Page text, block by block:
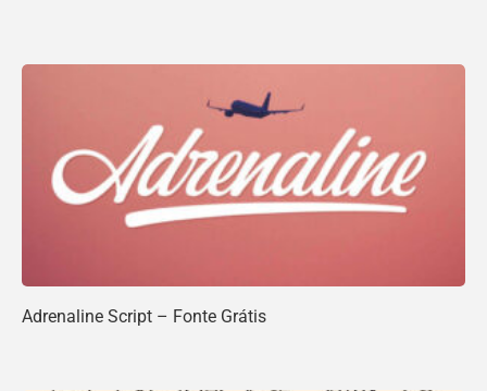
Adrenaline Script – Fonte Grátis